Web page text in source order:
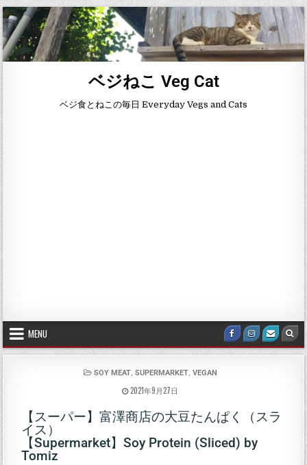
ベジねこ Veg Cat
ベジ食とねこの毎日 Everyday Vegs and Cats
MENU
SOY MEAT, SUPERMARKET, VEGAN
2021年9月27日
【スーパー】富澤商店の大豆たんぱく（スラ
イス）
【Supermarket】Soy Protein (Sliced) by
Tomiz